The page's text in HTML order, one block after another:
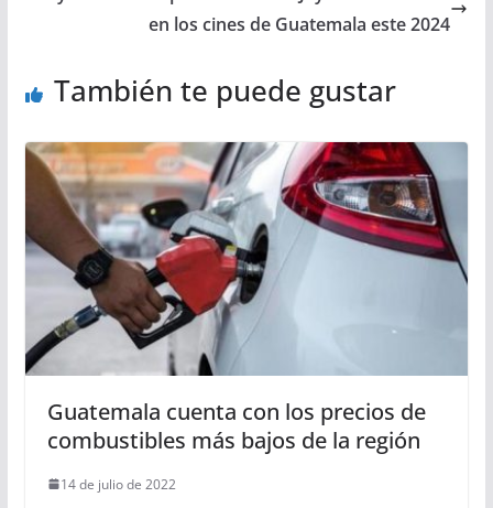
en los cines de Guatemala este 2024
También te puede gustar
Guatemala cuenta con los precios de
combustibles más bajos de la región
14 de julio de 2022